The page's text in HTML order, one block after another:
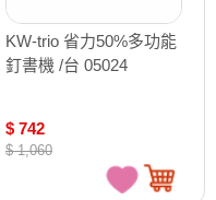
KW-trio 省力50%多功能
釘書機 /台 05024
$ 742
$ 1,060